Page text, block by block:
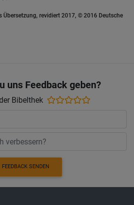
Übersetzung, revidiert 2017, © 2016 Deutsche
uns Feedback geben?
Bibelthek
FEEDBACK SENDEN